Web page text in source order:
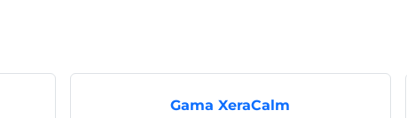
Gama XeraCalm